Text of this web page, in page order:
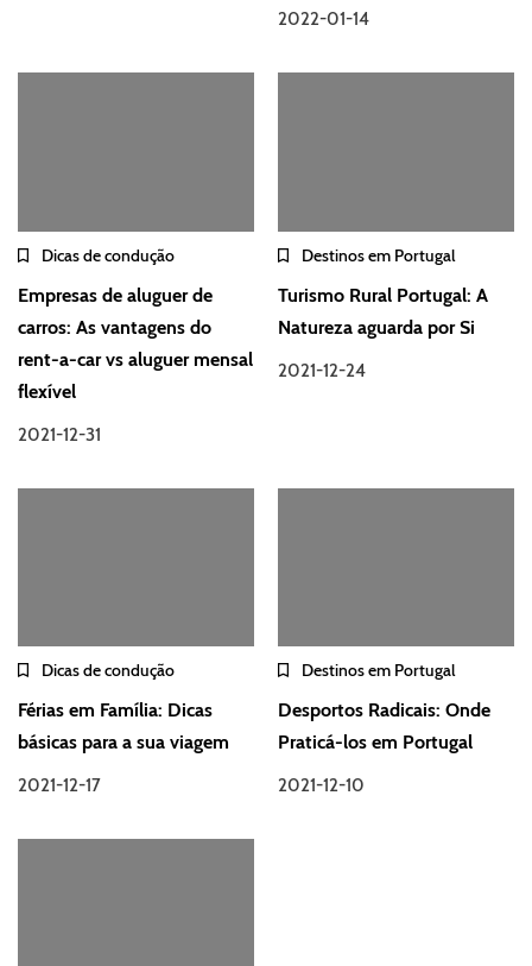
2022-01-14
Dicas de condução
Empresas de aluguer de
carros: As vantagens do
rent-a-car vs aluguer mensal
flexível
2021-12-31
Destinos em Portugal
Turismo Rural Portugal: A
Natureza aguarda por Si
2021-12-24
Dicas de condução
Férias em Família: Dicas
básicas para a sua viagem
2021-12-17
Destinos em Portugal
Desportos Radicais: Onde
Praticá-los em Portugal
2021-12-10